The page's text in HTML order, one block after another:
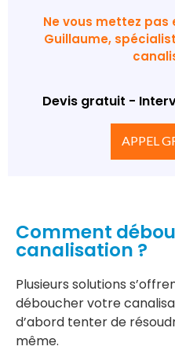
Ne vous mettez
Guillaume,
Devis gratuit -
APPEL
Comment
canalisation ?
Plusieurs solutions
déboucher votre
d’abord tenter de
même.